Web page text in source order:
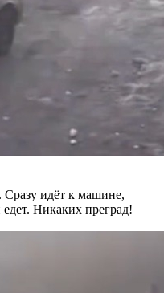
идёт к машине,
едет. Никаких преград!